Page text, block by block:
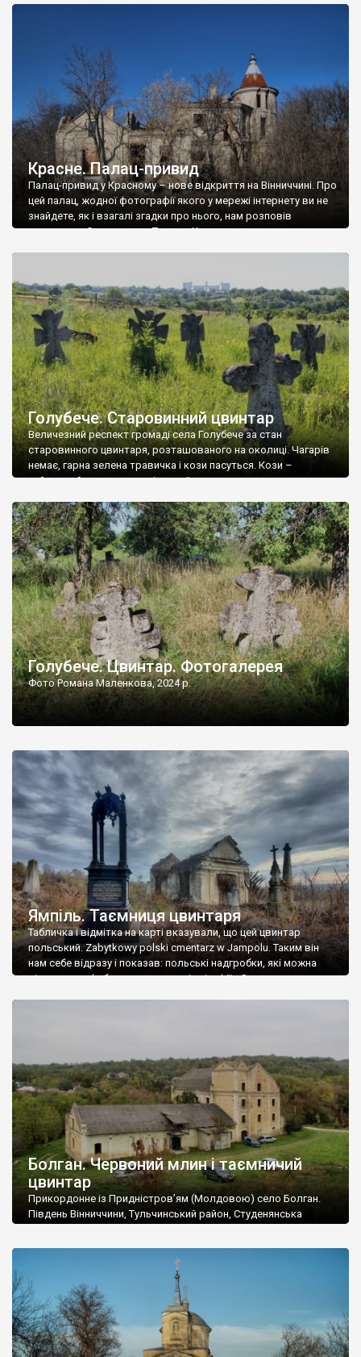
Красне. Палац-привид
Палац-привид у Красному – нове відкриття на Вінниччині. Про
цей палац, жодної фотографії якого у мережі інтернету ви не
знайдете, як і взагалі згадки про нього, нам розповів
мешканець Самгородка. Палац у Красному вразив не лише
Голубече. Старовинний цвинтар
Величезний респект громаді села Голубече за стан
старовинного цвинтаря, розташованого на околиці. Чагарів
немає, гарна зелена травичка і кози пасуться. Кози –
найкращий регулятор шкідливої, для старих кладовищ,
бруньками, кози ті бруньки обгризають, бо то улюблений
делікатес. На цвинтарі у Голубечому ціла колекція
різноманітних форм хрестів. Село відносно невелике, […]
Голубече. Цвинтар. Фотогалерея
Фото Романа Маленкова, 2024 р.
Ямпіль. Таємниця цвинтаря
Табличка і відмітка на карті вказували, що цей цвинтар
польський. Zabytkowy polski cmentarz w Jampolu. Таким він
нам себе відразу і показав: польські надгробки, які можна
віднести до фабричних, польські епітафії… Загалом цвинтар
Болган. Червоний млин і таємничий
цвинтар
Прикордонне із Придністров’ям (Молдовою) село Болган.
Південь Вінниччини, Тульчинський район, Студенянська
старовинний цвинтар із кам’яними хрестами. Всі епітафії, які
збереглися, написані кирилицею, церковнослов’янською
мовою. За всіма традиційними ознаками – цвинтар
український. Хрести датуються 19 століттям. У 1924-1940
роках Болган […]